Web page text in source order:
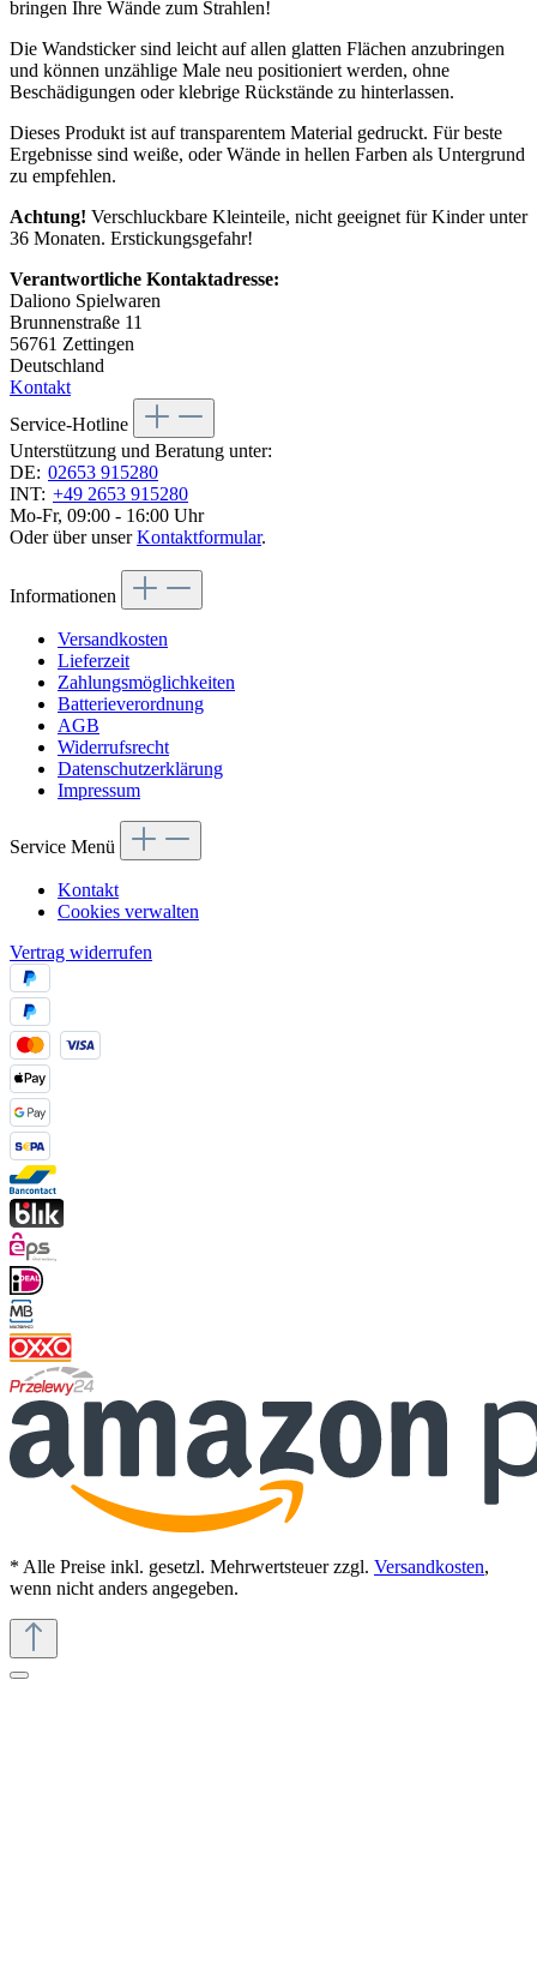
bringen Ihre Wände zum Strahlen!
Die Wandsticker sind leicht auf allen glatten Flächen anzubringen
und können unzählige Male neu positioniert werden, ohne
Beschädigungen oder klebrige Rückstände zu hinterlassen.
Dieses Produkt ist auf transparentem Material gedruckt. Für beste
Ergebnisse sind weiße, oder Wände in hellen Farben als Untergrund
zu empfehlen.
Achtung! Verschluckbare Kleinteile, nicht geeignet für Kinder unter
36 Monaten. Erstickungsgefahr!
Verantwortliche Kontaktadresse:
Daliono Spielwaren
Brunnenstraße 11
56761 Zettingen
Deutschland
Kontakt
Service-Hotline
Unterstützung und Beratung unter:
DE: 02653 915280
INT: +49 2653 915280
Mo-Fr, 09:00 - 16:00 Uhr
Oder über unserKontaktformular.
Informationen
Versandkosten
Lieferzeit
Zahlungsmöglichkeiten
Batterieverordnung
AGB
Widerrufsrecht
Datenschutzerklärung
Impressum
Service Menü
Kontakt
Cookies verwalten
Vertrag widerrufen
* Alle Preise inkl. gesetzl. Mehrwertsteuer zzgl. Versandkosten,
wenn nicht anders angegeben.